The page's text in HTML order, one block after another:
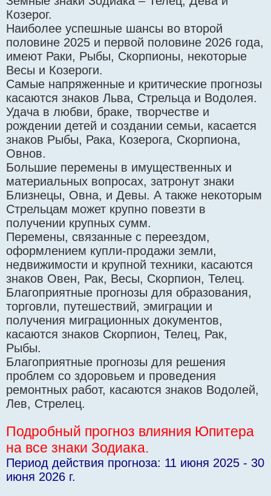
Козерог.
Наиболее успешные шансы во второй
половине 2025 и первой половине 2026 года,
имеют Раки, Рыбы, Скорпионы, некоторые
Весы и Козероги.
Самые напряженные и критические прогнозы
касаются знаков Льва, Стрельца и Водолея.
Удача в любви, браке, творчестве и
рождении детей и создании семьи, касается
знаков Рыбы, Рака, Козерога, Скорпиона,
Овнов.
Большие перемены в имущественных и
материальных вопросах, затронут знаки
Близнецы, Овна, и Девы. А также некоторым
Стрельцам может крупно повезти в
получении крупных сумм.
Перемены, связанные с переездом,
оформлением купли-продажи земли,
недвижимости и крупной техники, касаются
знаков Овен, Рак, Весы, Скорпион, Телец.
Благоприятные прогнозы для образования,
торговли, путешествий, эмиграции и
получения миграционных документов,
касаются знаков Скорпион, Телец, Рак,
Рыбы.
Благоприятные прогнозы для решения
проблем со здоровьем и проведения
ремонтных работ, касаются знаков Водолей,
Лев, Стрелец.
Подробный прогноз влияния Юпитера
на все знаки Зодиака.
Период действия прогноза: 11 июня 2025 - 30
июня 2026 г.